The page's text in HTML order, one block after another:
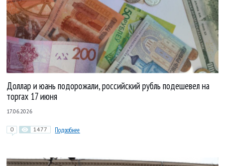
Доллар и юань подорожали, российский рубль подешевел на
торгах 17 июня
17.06.2026
0 1477 Подробнее